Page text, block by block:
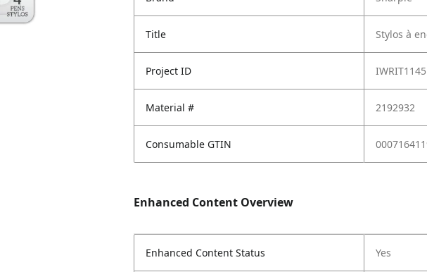
Title Stylos à
Project ID IWRIT1145
Material # 2192932
Consumable GTIN
Enhanced Content Overview
Enhanced Content Status Yes